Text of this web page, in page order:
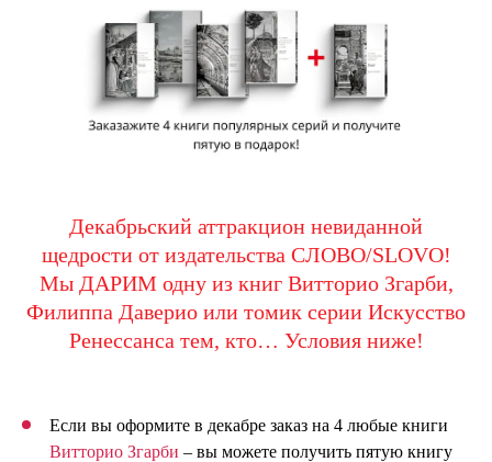
Декабрьский аттракцион невиданной
щедрости от издательства СЛОВО/SLOVO!
Мы ДАРИМ одну из книг Витторио Згарби,
Филиппа Даверио или томик серии Искусство
Ренессанса тем, кто… Условия ниже!
Если вы оформите в декабре заказ на 4 любые книги
Витторио Згарби – вы можете получить пятую книгу